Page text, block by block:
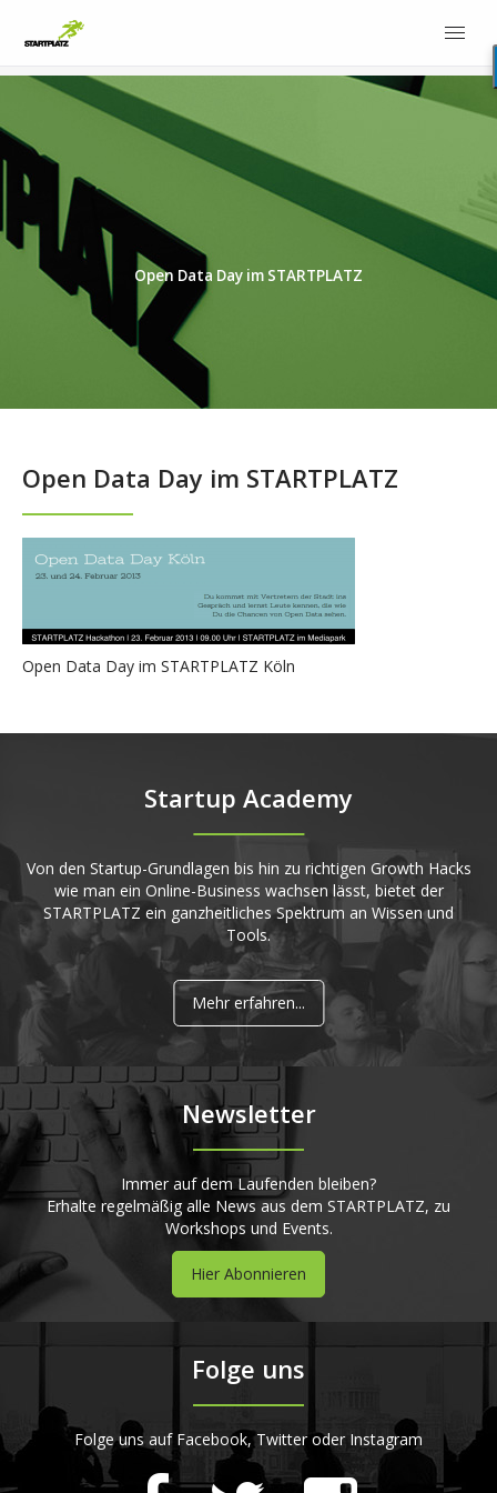
Open Data Day im STARTPLATZ
Open Data Day im STARTPLATZ
Open Data Day im STARTPLATZ Köln
Startup Academy
Von den Startup-Grundlagen bis hin zu richtigen Growth Hacks
wie man ein Online-Business wachsen lässt, bietet der
STARTPLATZ ein ganzheitliches Spektrum an Wissen und
Tools.
Mehr erfahren...
Newsletter
Immer auf dem Laufenden bleiben?
Erhalte regelmäßig alle News aus dem STARTPLATZ, zu
Workshops und Events.
Hier Abonnieren
Folge uns
Folge uns auf Facebook, Twitter oder Instagram